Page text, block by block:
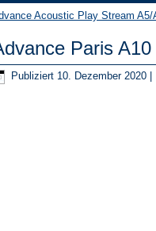
Acoustic Play Stream
Paris
Publiziert 10. Dezember 2020